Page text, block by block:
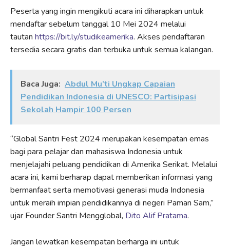
Peserta yang ingin mengikuti acara ini diharapkan untuk
mendaftar sebelum tanggal 10 Mei 2024 melalui
tautan https://bit.ly/studikeamerika. Akses pendaftaran
tersedia secara gratis dan terbuka untuk semua kalangan.
Baca Juga: Abdul Mu’ti Ungkap Capaian
Pendidikan Indonesia di UNESCO: Partisipasi
Sekolah Hampir 100 Persen
“Global Santri Fest 2024 merupakan kesempatan emas
bagi para pelajar dan mahasiswa Indonesia untuk
menjelajahi peluang pendidikan di Amerika Serikat. Melalui
acara ini, kami berharap dapat memberikan informasi yang
bermanfaat serta memotivasi generasi muda Indonesia
untuk meraih impian pendidikannya di negeri Paman Sam,”
ujar Founder Santri Mengglobal, Dito Alif Pratama.
Jangan lewatkan kesempatan berharga ini untuk